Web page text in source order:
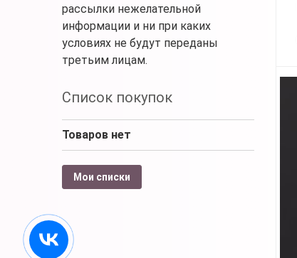
рассылки нежелательной
информации и ни при каких
условиях не будут переданы
третьим лицам.
Список покупок
Товаров нет
Мои списки